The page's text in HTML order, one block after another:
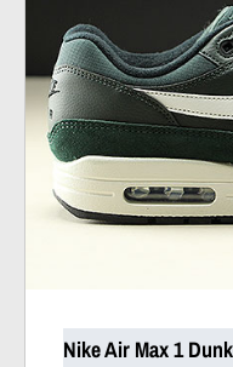
Nike Air Max 1